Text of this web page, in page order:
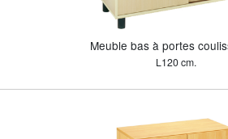
Meuble bas à portes
L120 cm.